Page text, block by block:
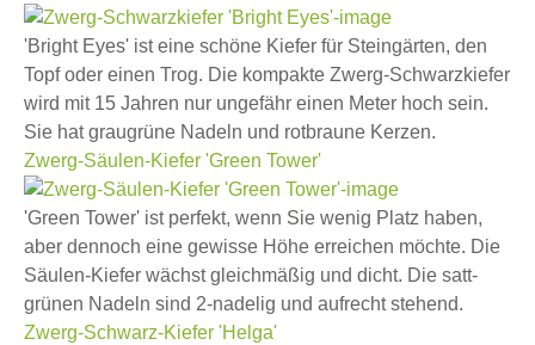
'Bright Eyes' ist eine schöne Kiefer für Steingärten, den
Topf oder einen Trog. Die kompakte Zwerg-Schwarzkiefer
wird mit 15 Jahren nur ungefähr einen Meter hoch sein.
Sie hat graugrüne Nadeln und rotbraune Kerzen.
Zwerg-Säulen-Kiefer 'Green Tower'
'Green Tower' ist perfekt, wenn Sie wenig Platz haben,
aber dennoch eine gewisse Höhe erreichen möchte. Die
Säulen-Kiefer wächst gleichmäßig und dicht. Die satt-
grünen Nadeln sind 2-nadelig und aufrecht stehend.
Zwerg-Schwarz-Kiefer 'Helga'